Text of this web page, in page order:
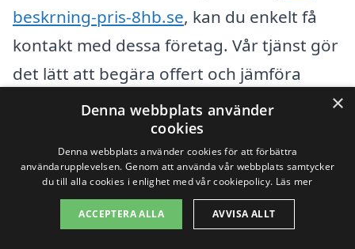
beskrning-pris-8hb.se, kan du enkelt få
kontakt med dessa företag. Vår tjänst gör
det lätt att begära offert och jämföra
priser från flera olika leverantörer, vilket
kan hjälpa dig att hitta det bästa
erbjudandet förbeskärning i Sälen.
Att anlita ett professionellt företag för
×
Denna webbplats använder
cookies
Denna webbplats använder cookies för att förbättra
användarupplevelsen. Genom att använda vår webbplats samtycker
du till alla cookies i enlighet med vår cookiepolicy. Läs mer
ACCEPTERA ALLA AVVISA ALLT